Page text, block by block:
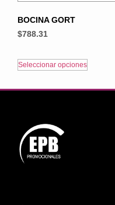
BOCINA GORT
$788.31
Seleccionar opciones